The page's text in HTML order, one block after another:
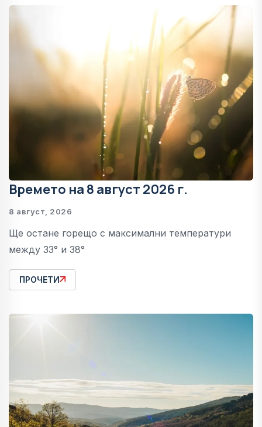
Времето на 8 август 2026 г.
8 август, 2026
Ще остане горещо с максимални температури
между 33° и 38°
ПРОЧЕТИ